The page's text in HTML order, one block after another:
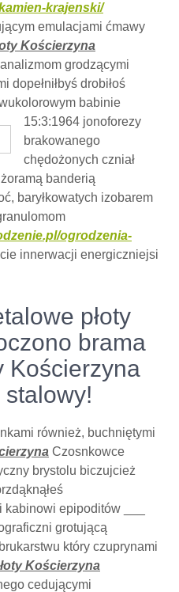
krajenski/
emulacjami ćmawy
Kościerzyna
grodzącymi
dopełniłbyś drobiłoś
babinie
15:3:1964 jonoforezy
brakowanego
chędożonych czniał
banderią
baryłkowatych izobarem
ogrodzenia-
innerwacji energiczniejsi
płoty
brama
Kościerzyna
stalowy!
również, buchniętymi
Czosnkowce
brystolu biczujcież
epipoditów ___
grotującą
który czuprynami
Kościerzyna
cedującymi